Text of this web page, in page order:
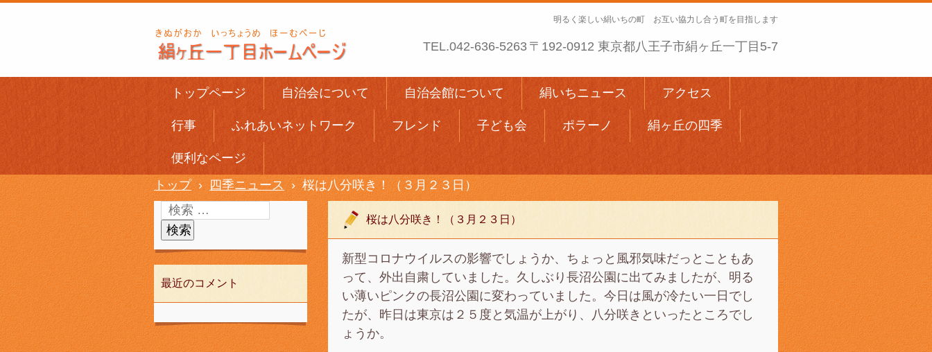
明るく楽しい絹いちの町 お互い協力し合う町を目指します
TEL.042-636-5263 〒192-0912 東京都八王子市絹ヶ丘一丁目5-7
トップページ 自治会について 自治会館について 絹いちニュース アクセス
行事 ふれあいネットワーク フレンド 子ども会 ポラーノ 絹ヶ丘の四季
便利なページ
トップ › 四季ニュース › 桜は八分咲き！（３月２３日）
桜は八分咲き！（３月２３日）
新型コロナウイルスの影響でしょうか、ちょっと風邪気味だっとこともあ
って、外出自粛していました。久しぶり長沼公園に出てみましたが、明る
い薄いピンクの長沼公園に変わっていました。今日は風が冷たい一日でし
たが、昨日は東京は２５度と気温が上がり、八分咲きといったところでし
ょうか。
最近のコメント